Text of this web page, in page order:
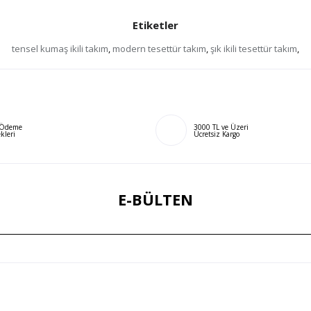
Etiketler
tensel kumaş ikili takım, modern tesettür takım,şık ikili tesettür takım,
3000 TL ve Üzeri
Ücretsiz Kargo
E-BÜLTEN